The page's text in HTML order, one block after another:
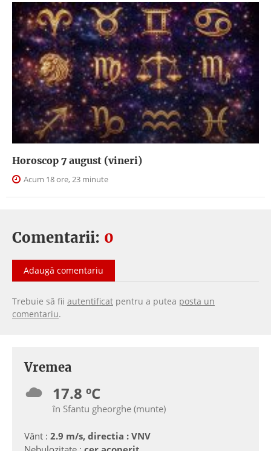
Horoscop 7 august (vineri)
Acum 18 ore, 23 minute
Comentarii: 0
Adaugă comentariu
Trebuie să fii autentificat pentru a putea posta un
comentariu.
Vremea
17.8 ºC
în Sfantu gheorghe (munte)
Vânt : 2.9 m/s, directia : VNV